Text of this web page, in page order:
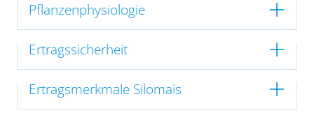
Pflanzenphysiologie
Ertragssicherheit
Ertragsmerkmale Silomais